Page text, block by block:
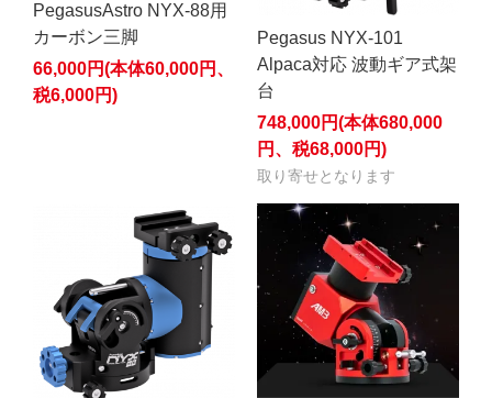
PegasusAstro NYX-88用
カーボン三脚
66,000円(本体60,000円、
税6,000円)
Pegasus NYX-101
Alpaca対応 波動ギア式架
台
748,000円(本体680,000
円、税68,000円)
取り寄せとなります